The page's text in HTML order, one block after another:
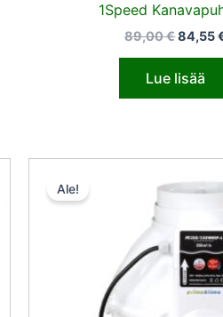
1Speed
89,00€84,55
Lue lisää
Ale!
hinta
oli: